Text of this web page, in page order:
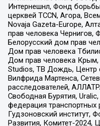
Интернешнл, Фонд
церквей TCCN, Агора,
Novaja Gazeta-Europe,
прав человека
Белорусский дом прав
Дом прав человека
Дом прав человека Крым,
Studios, ТВ Дождь, Центр
Вилфрида Мартенса,
расследователей,
Свободная Бурятия,
федерация
Гудзоновский институт,
Развития, Комитет-2024,